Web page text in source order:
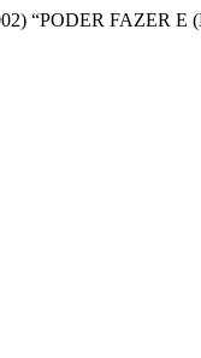
“PODER FAZER